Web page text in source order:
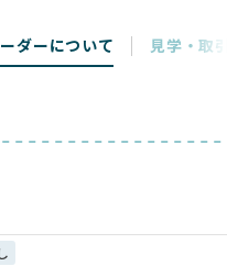
ダーについて 見学・取